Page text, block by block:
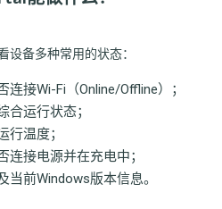
设备多种常用的状态：
接Wi-Fi（Online/Offline）；
合运行状态；
行温度；
接电源并在充电中；
前Windows版本信息。